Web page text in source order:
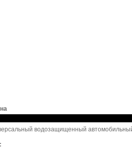
водозащищенный